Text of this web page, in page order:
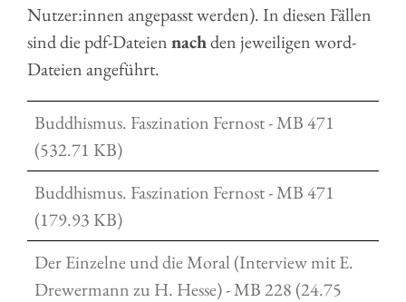
Nutzer:innen angepasst werden). In diesen Fällen
sind die pdf-Dateiennachden jeweiligen word-
Dateien angeführt.
Buddhismus. Faszination Fernost - MB 471
(532.71 KB)
Buddhismus. Faszination Fernost - MB 471
(179.93 KB)
Der Einzelne und die Moral (Interview mit E.
Drewermann zu H. Hesse) - MB 228 (24.75